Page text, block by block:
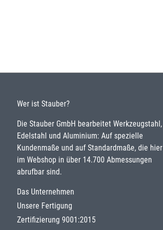
Wer ist Stauber?
Die Stauber GmbH bearbeitet Werkzeugstahl,
Edelstahl und Aluminium: Auf spezielle
Kundenmaße und auf Standardmaße, die hier
im Webshop in über 14.700 Abmessungen
abrufbar sind.
Das Unternehmen
Unsere Fertigung
Zertifizierung 9001:2015